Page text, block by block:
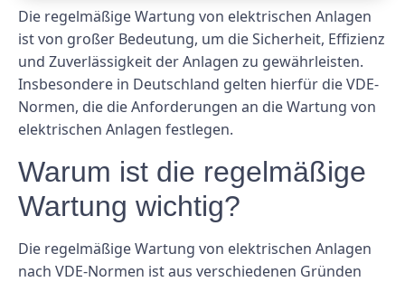
Die regelmäßige Wartung von elektrischen Anlagen
ist von großer Bedeutung, um die Sicherheit, Effizienz
und Zuverlässigkeit der Anlagen zu gewährleisten.
Insbesondere in Deutschland gelten hierfür die VDE-
Normen, die die Anforderungen an die Wartung von
elektrischen Anlagen festlegen.
Warum ist die regelmäßige
Wartung wichtig?
Die regelmäßige Wartung von elektrischen Anlagen
nach VDE-Normen ist aus verschiedenen Gründen